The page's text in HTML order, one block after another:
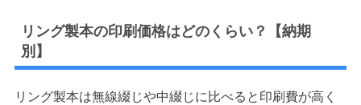
リング製本の印刷価格はどのくらい？【納期
別】
リング製本は無線綴じや中綴じに比べると印刷費が高く